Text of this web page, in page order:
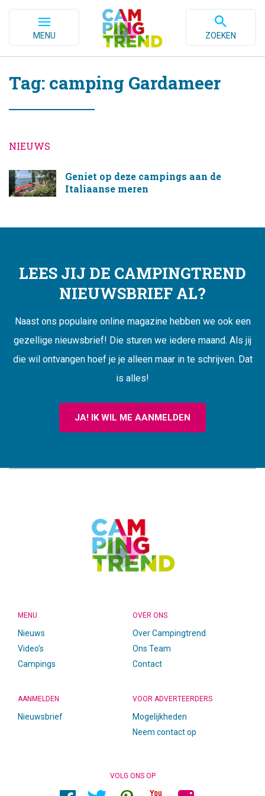
MENU ZOEKEN
Tag: camping Gardameer
NIEUWS
Geniet op deze campings aan de
Italiaanse meren
LEES JIJ DE CAMPINGTREND
NIEUWSBRIEF AL?
Naast ons populaire online magazine hebben we ook een
gezellige nieuwsbrief! Die sturen we iedere maand. Als jij
die wil ontvangen hoef je je alleen maar in te schrijven. Dat
is alles!
JA! IK WIL ME AANMELDEN
MENU
Nieuws
Video’s
Campings
OVER ONS
Over Campingtrend
Ons Team
Contact
AANMELDEN
Nieuwsbrief
VOOR ADVERTEERDERS
Mogelijkheden
Neem contact op
VOLG ONS OP